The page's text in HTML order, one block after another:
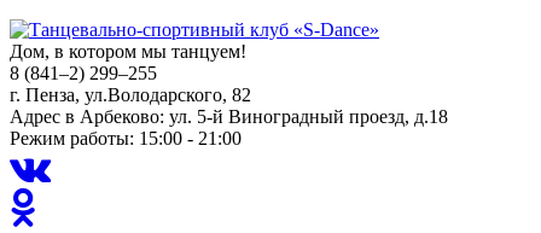
Дом, в котором мы танцуем!
8 (841–2) 299–255
г. Пенза, ул.Володарского, 82
Адрес в Арбеково: ул. 5-й Виноградный проезд, д.18
Режим работы: 15:00 - 21:00